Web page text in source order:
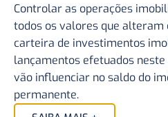
Controlar as operações
todos os valores que alteram
carteira de investimentos
lançamentos efetuados
vão influenciar no saldo do
permanente.